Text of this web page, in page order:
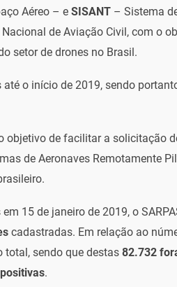
Aéreo – e SISANT– Sistema
de Aviação Civil, com o
setor de drones no Brasil.
o início de 2019, sendo
objetivo de facilitar a solicitação
de Aeronaves Remotamente
15 de janeiro de 2019, o
cadastradas. Em relação ao
total, sendo que destas 82.732
.